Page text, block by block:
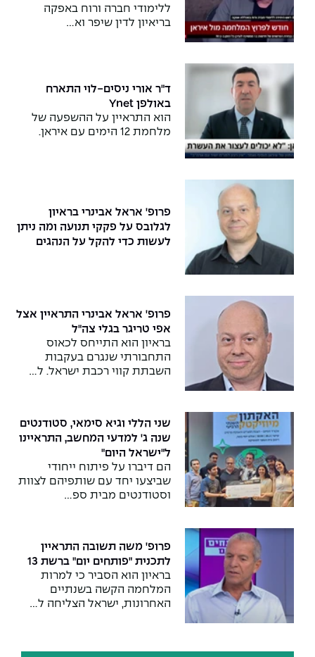
ללימודי חברה ורוח באפקה
בריאיון לדין שיפר וא…
ד"ר אורי ניסים-לוי התארח
באולפן Ynet
הוא התראיין על ההשפעה של
מלחמת 12 הימים עם איראן.
פרופ' אראל אבינרי בראיון
לגלובס על פקקי תנועה ומה ניתן
לעשות כדי להקל על הנהגים
פרופ' אראל אבינרי התראיין אצל
אפי טריגר בגלי צה"ל
בראיון הוא התייחס לכאוס
התחבורתי שנגרם בעקבות
השבתת קווי רכבת ישראל. ל…
שני הללי וגיא סימאי, סטודנטים
שנה ג' למדעי המחשב, התראיינו
ל"ישראל היום"
הם דיברו על פיתוח ייחודי
שביצעו יחד עם שותפיהם לצוות
וסטודנטים מבית ספ…
פרופ' משה תשובה התראיין
לתכנית "פותחים יום" ברשת 13
בראיון הוא הסביר כי למרות
המלחמה הקשה בשנתיים
האחרונות, ישראל הצליחה ל…